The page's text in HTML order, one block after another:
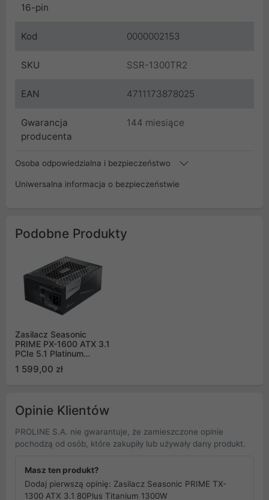
16-pin
Kod 0000002153
SKU SSR-1300TR2
EAN 4711173878025
Gwarancja
producenta
144 miesiące
Osoba odpowiedzialna i bezpieczeństwo
Uniwersalna informacja o bezpieczeństwie
Podobne Produkty
Zasilacz Seasonic
PRIME PX-1600 ATX 3.1
PCIe 5.1 Platinum
1 599,00 zł
Opinie Klientów
PROLINE S.A. nie gwarantuje, że zamieszczone opinie
pochodzą od osób, które zakupiły lub używały dany produkt.
Masz ten produkt?
Dodaj pierwszą opinię: Zasilacz Seasonic PRIME TX-
1300 ATX 3.1 80Plus Titanium 1300W